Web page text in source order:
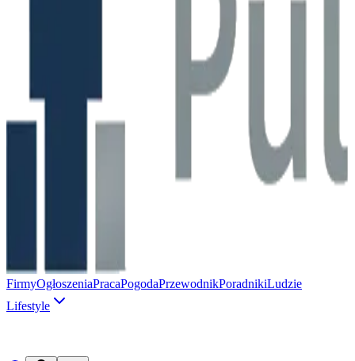
FirmyOgłoszeniaPracaPogodaPrzewodnikPoradnikiLudzie
Lifestyle